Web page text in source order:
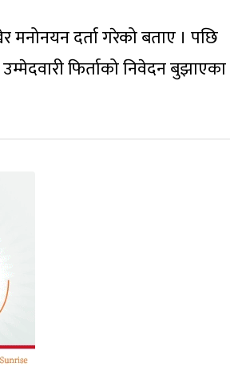
दर्ता गरेको बताए । पछि
फिर्ताको निवेदन बुझाएका